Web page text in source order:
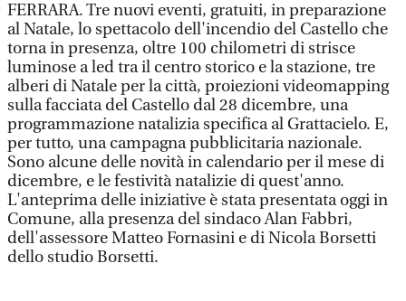
FERRARA. Tre nuovi eventi, gratuiti, in preparazione
al Natale, lo spettacolo dell'incendio del Castello che
torna in presenza, oltre 100 chilometri di strisce
luminose a led tra il centro storico e la stazione, tre
alberi di Natale per la città, proiezioni videomapping
sulla facciata del Castello dal 28 dicembre, una
programmazione natalizia specifica al Grattacielo. E,
per tutto, una campagna pubblicitaria nazionale.
Sono alcune delle novità in calendario per il mese di
dicembre, e le festività natalizie di quest'anno.
L'anteprima delle iniziative è stata presentata oggi in
Comune, alla presenza del sindaco Alan Fabbri,
dell'assessore Matteo Fornasini e di Nicola Borsetti
dello studio Borsetti.